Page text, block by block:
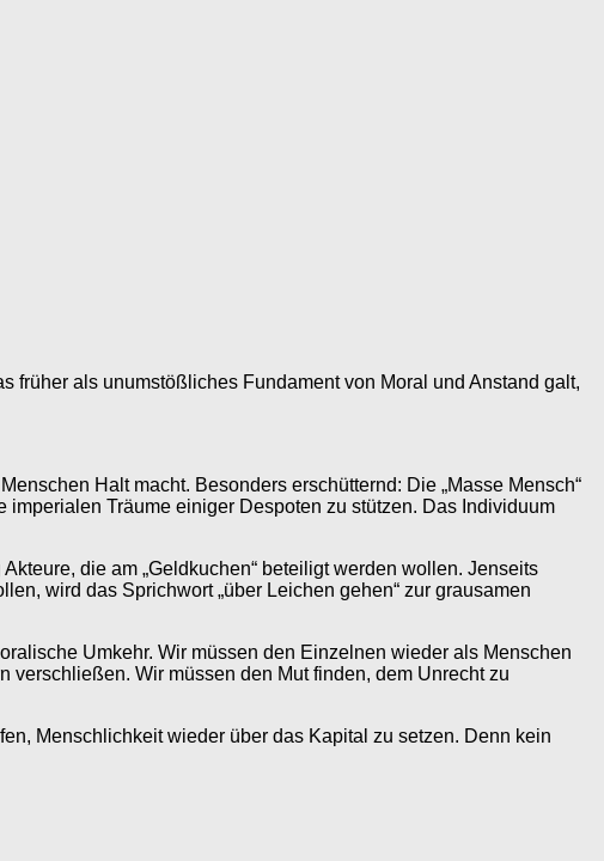
früher als unumstößliches Fundament von Moral und Anstand galt,
Haltmacht. Besonders erschütternd: Die „Masse Mensch“
Träume einiger Despoten zu stützen. Das Individuum
die am „Geldkuchen“ beteiligt werden wollen. Jenseits
wird das Sprichwort „über Leichen gehen“ zur grausamen
Umkehr. Wir müssen den Einzelnen wieder als Menschen
verschließen. Wir müssen den Mut finden, dem Unrecht zu
Menschlichkeit wieder über das Kapital zu setzen. Denn kein